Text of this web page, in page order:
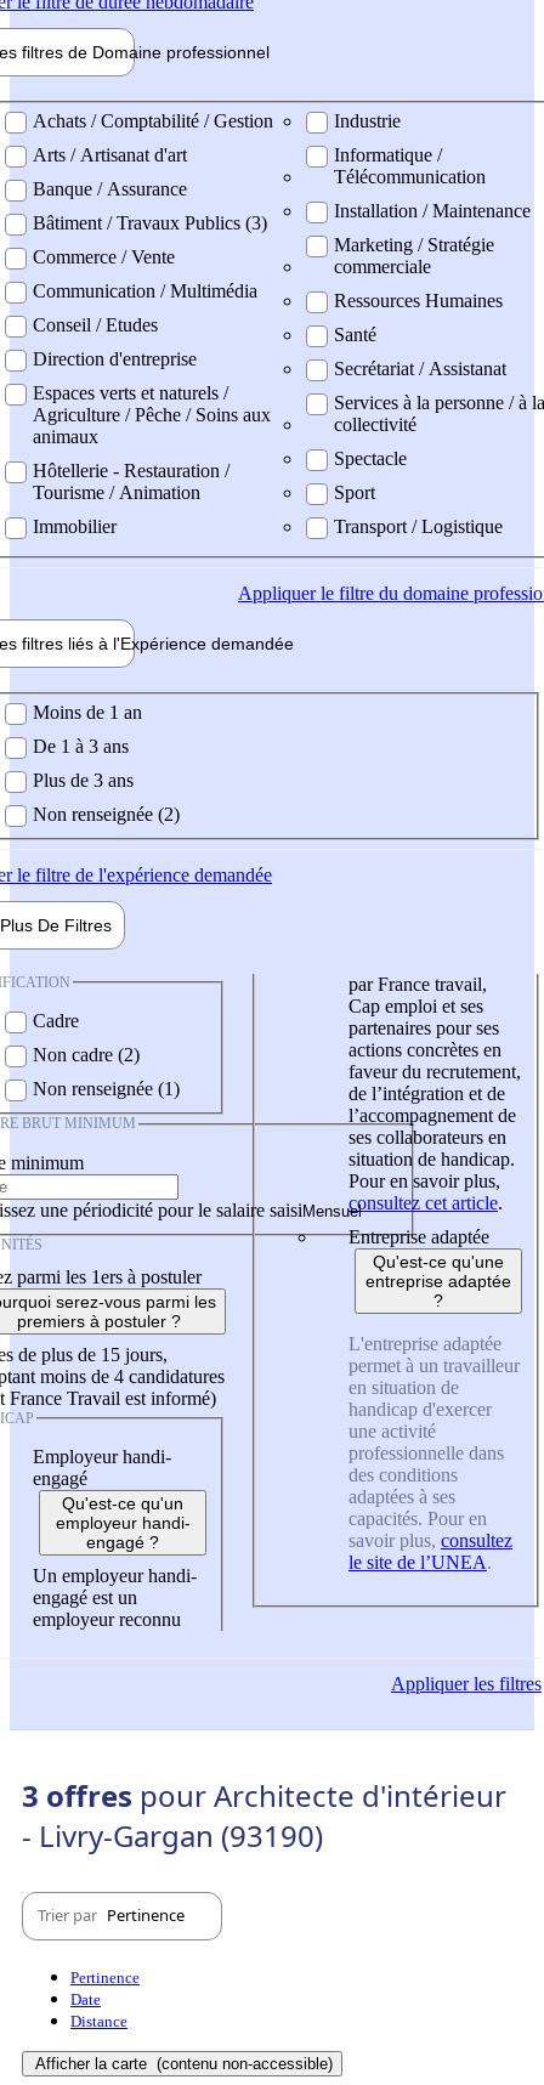
filtres de Domaine professionnel
professionel
Achats / Comptabilité / Gestion
Arts / Artisanat d'art
Banque / Assurance
Bâtiment / Travaux Publics (3)
Commerce / Vente
Communication / Multimédia
Conseil / Etudes
Direction d'entreprise
Espaces verts et naturels /
Agriculture / Pêche / Soins aux
animaux
Hôtellerie - Restauration /
Tourisme / Animation
Immobilier
Industrie
Informatique /
Télécommunication
Installation / Maintenance
Marketing / Stratégie
commerciale
Ressources Humaines
Santé
Secrétariat / Assistanat
Services à la personne / à la
collectivité
Spectacle
Sport
Transport / Logistique
Appliquerle filtre du domaine
filtres liés à l'Expérience demandée
demandée
Moins de 1 an
De 1 à 3 ans
Plus de 3 ans
Non renseignée (2)
le filtre de l'expérience demandée
Plus De Filtres
Cadre
Non cadre (2)
Non renseignée (1)
BRUT MINIMUM
minimum
une périodicité pour le salaire saisi
parmi les 1ers à postuler
serez-vous parmi les
premiers à postuler ?
de plus de 15 jours,
moins de 4 candidatures
France Travail est informé)
Employeur handi-
engagé
Qu'est-ce qu'un
employeur handi-
engagé ?
Un employeur handi-
engagé est un
employeur reconnu
par France travail,
Cap emploi et ses
partenaires pour ses
actions concrètes en
faveur du recrutement,
de l’intégration et de
l’accompagnement de
ses collaborateurs en
situation de handicap.
Pour en savoir plus,
consultez cet article.
Entreprise adaptée
Qu'est-ce qu'une
entreprise adaptée
?
L'entreprise adaptée
permet à un travailleur
en situation de
handicap d'exercer
une activité
professionnelle dans
des conditions
adaptées à ses
capacités. Pour en
savoir plus, consultez
le site de l’UNEA.
Appliquerles filtres
3 offres pour Architecte d'intérieur
- Livry-Gargan (93190)
Trier par Pertinence
Pertinence
Date
Distance
Afficher la carte (contenu non-accessible)